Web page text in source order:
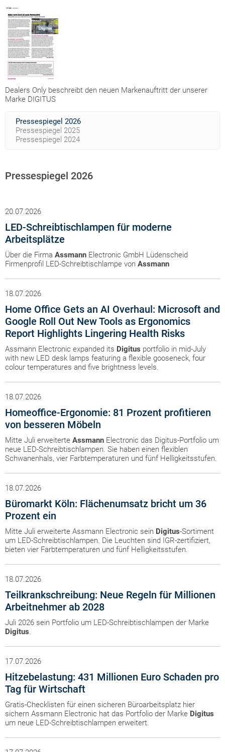
Dealers Only beschreibt den neuen Markenauftritt der unserer
Marke DIGITUS
Pressespiegel 2026
Pressespiegel 2025
Pressespiegel 2024
Pressespiegel 2026
20.07.2026
LED-Schreibtischlampen für moderne
Arbeitsplätze
Über die Firma Assmann Electronic GmbH Lüdenscheid
Firmenprofil LED-Schreibtischlampe von Assmann
18.07.2026
Home Office Gets an AI Overhaul: Microsoft and
Google Roll Out New Tools as Ergonomics
Report Highlights Lingering Health Risks
Assmann Electronic expanded its Digitus portfolio in mid-July
with new LED desk lamps featuring a flexible gooseneck, four
colour temperatures and five brightness levels.
18.07.2026
Homeoffice-Ergonomie: 81 Prozent profitieren
von besseren Möbeln
Mitte Juli erweiterte Assmann Electronic das Digitus-Portfolio um
neue LED-Schreibtischlampen. Sie haben einen flexiblen
Schwanenhals, vier Farbtemperaturen und fünf Helligkeitsstufen.
18.07.2026
Büromarkt Köln: Flächenumsatz bricht um 36
Prozent ein
Mitte Juli erweiterte Assmann Electronic sein Digitus-Sortiment
um LED-Schreibtischlampen. Die Leuchten sind IGR-zertifiziert,
bieten vier Farbtemperaturen und fünf Helligkeitsstufen.
18.07.2026
Teilkrankschreibung: Neue Regeln für Millionen
Arbeitnehmer ab 2028
Juli 2026 sein Portfolio um LED-Schreibtischlampen der Marke
Digitus.
17.07.2026
Hitzebelastung: 431 Millionen Euro Schaden pro
Tag für Wirtschaft
Gratis-Checklisten für einen sicheren Büroarbeitsplatz hier
sichern Assmann Electronic hat das Portfolio der Marke Digitus
um neue LED-Schreibtischlampen erweitert.